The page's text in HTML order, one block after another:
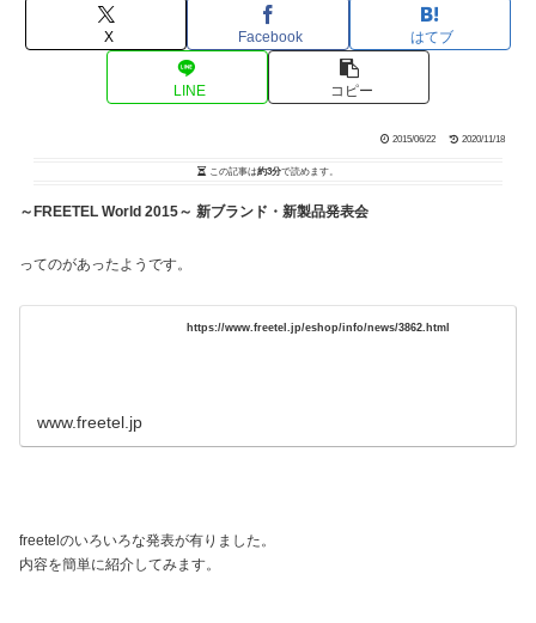
X Facebook はてブ
LINE コピー
2015/06/22 2020/11/18
この記事は約3分で読めます。
～FREETEL World 2015～ 新ブランド・新製品発表会
ってのがあったようです。
https://www.freetel.jp/eshop/info/news/3862.html
www.freetel.jp
freetelのいろいろな発表が有りました。
内容を簡単に紹介してみます。